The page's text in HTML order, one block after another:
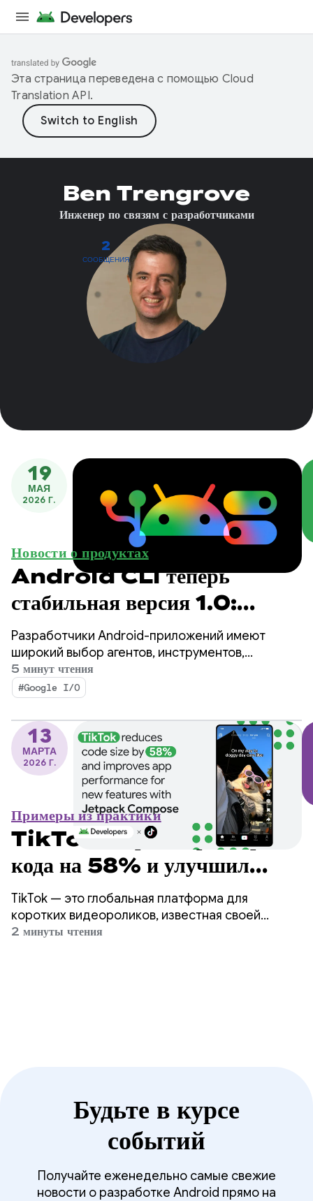
Эта страница переведена с помощью Cloud
Translation API.
2
СООБЩЕНИЯ
Ben Trengrove
Инженер по связям с разработчиками
19
МАЯ
2026 Г.
Новости о продуктах
Android CLI теперь
стабильная версия 1.0:
ускорьте разработку для
Android, используя любой
агент.
Разработчики Android-приложений имеют
широкий выбор агентов, инструментов,
интерфейсов командной строки (CLI) и модулей
LLM, используемых для разработки
приложений.
5 минут чтения
#Google I/O
13
МАРТА
2026 Г.
Примеры из практики
TikTok сократил размер
кода на 58% и улучшил
производительность
приложения для новых
функций благодаря
TikTok — это глобальная платформа для
коротких видеороликов, известная своей
огромной пользовательской базой и
2 минуты чтения
Будьте в курсе
событий
Получайте еженедельно самые свежие
новости о разработке Android прямо на